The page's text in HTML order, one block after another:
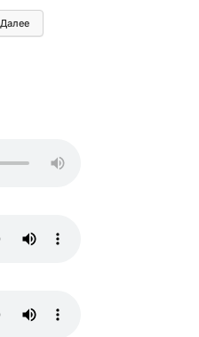
Далее